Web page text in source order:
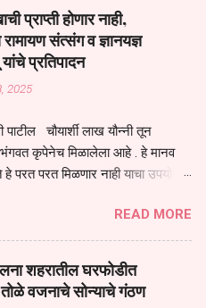
जातीच्या परीक्षेचा काळ आहे
आहेत कोरोना सारख्या महामारीत आपंण
वाचायचे असेल तर धार्मीक विचाराचा
काळात वारकरी सप्रदायच खूप मोठा
मानसीक अवस्था सक्षम असणे गरजेचे आहे
नामसाधना ही त्याच्यासाठी खूप
करण्याचा आळस आ...
प्राप्ती होणार नाही,
संत्संग व ज्ञानयज्ञ
प्रतिपादन
2025
पाटील चौयार्शी लाख यौन्नी तून
भंगवत कृपेनेच मिळालेला आहे . हे मानव
परत परत मिळणार नाही याचा उपयोग
तेव्हाच मनुष्य जन्म मिळतो . . परतू
असेल तर तुम्हाला स्वर्गातील देवत्व
नाही . मानव शरीर हे हिर्यापेक्षा
इंतर सुंगधाचे व्यसन लागण्यापेक्षा
लावा म्हणजे या नरदेहाचा उपयोग
READ MORE
शहरातील घरफोडीत
वजनाचे सोन्याचे गंठण